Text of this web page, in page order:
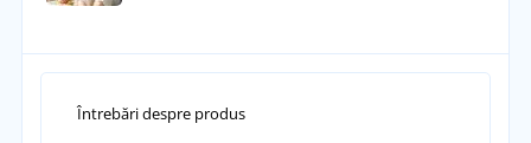
Întrebări despre produs